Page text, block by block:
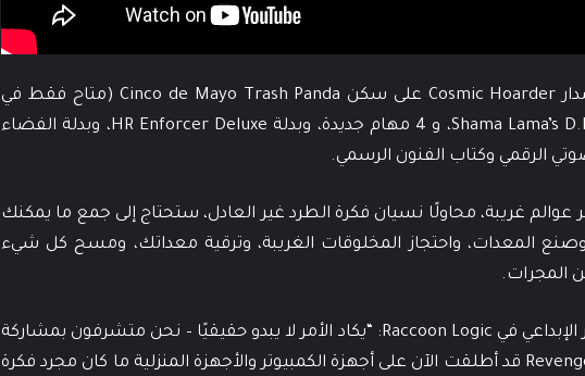
سيحصل اللاعبين اليوم مع إصدار Cosmic Hoarder على سكن Cinco de Mayo Trash Panda (متاح فقط في
الشهر الأول)، وبرنامج Shama Lama’s D.I.A.P.E.R، و 4 مهام جديدة، وبدلة HR Enforcer Deluxe، وبدلة الفضاء
الرقمي وكتاب الفنون الرسمي.
عوالم غريبة، محاولًا نسيان فكرة الطرد غير العادل، ستحتاج إلى جمع ما يمكنك
وصنع المعدات، واحتجاز المخلوقات الغريبة، وترقية معداتك، ومسح كل شيء
المجرات.
قال أليكس هاتشينسون، المدير الإبداعي في Raccoon Logic: “يكاد الأمر لا يبدو حقيقيًا – نحن متشرفون بمشاركة
أن لعبة Revenge of the Savage Planet قد أطلقت الآن على أجهزة الكمبيوتر والأجهزة المنزلية ما كان مجرد فكرة